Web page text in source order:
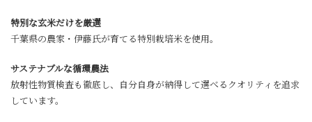
特別な玄米だけを厳選
千葉県の農家・伊藤氏が育てる特別栽培米を使用。
サステナブルな循環農法
放射性物質検査も徹底し、自分自身が納得して選べるクオリティを追求
しています。